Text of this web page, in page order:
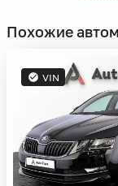
Похожие
VIN